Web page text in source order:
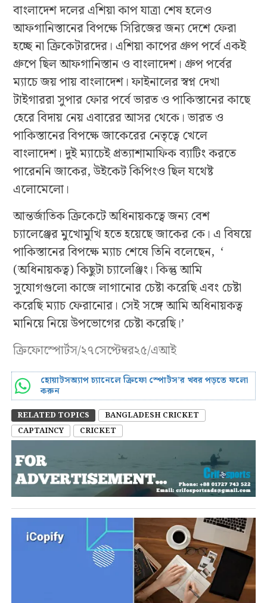
বাংলাদেশ দলের এশিয়া কাপ যাত্রা শেষ হলেও
আফগানিস্তানের বিপক্ষে সিরিজের জন্য দেশে ফেরা
হচ্ছে না ক্রিকেটারদের। এশিয়া কাপের গ্রুপ পর্বে একই
গ্রুপে ছিল আফগানিস্তান ও বাংলাদেশ। গ্রুপ পর্বের
ম্যাচে জয় পায় বাংলাদেশ। ফাইনালের স্বপ্ন দেখা
টাইগাররা সুপার ফোর পর্বে ভারত ও পাকিস্তানের কাছে
হেরে বিদায় নেয় এবারের আসর থেকে। ভারত ও
পাকিস্তানের বিপক্ষে জাকেরের নেতৃত্বে খেলে
বাংলাদেশ। দুই ম্যাচেই প্রত্যাশামাফিক ব্যাটিং করতে
পারেননি জাকের, উইকেট কিপিংও ছিল যথেষ্ট
এলোমেলো।
আন্তর্জাতিক ক্রিকেটে অধিনায়কত্বে জন্য বেশ
চ্যালেঞ্জের মুখোমুখি হতে হয়েছে জাকের কে। এ বিষয়ে
পাকিস্তানের বিপক্ষে ম্যাচ শেষে তিনি বলেছেন, ‘
(অধিনায়কত্ব) কিছুটা চ্যালেঞ্জিং। কিন্তু আমি
সুযোগগুলো কাজে লাগানোর চেষ্টা করেছি এবং চেষ্টা
করেছি ম্যাচ ফেরানোর। সেই সঙ্গে আমি অধিনায়কত্ব
মানিয়ে নিয়ে উপভোগের চেষ্টা করেছি।’
ক্রিফোস্পোর্টস/২৭সেপ্টেম্বর২৫/এআই
হোয়াটসঅ্যাপ চ্যানেলে ক্রিফো স্পোর্টস’র খবর পড়তে ফলো
করুন
RELATED TOPICS
BANGLADESH CRICKET
CAPTAINCY
CRICKET